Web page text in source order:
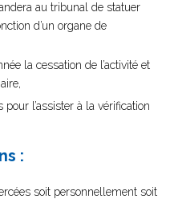
au tribunal de statuer
d’un organe de
la cessation de l’activité et
l’assister à la vérification
:
soit personnellement soit